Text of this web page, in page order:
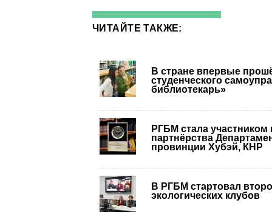
ЧИТАЙТЕ ТАКЖЕ:
В стране впервые
студенческого
библиотекарь»
РГБМ стала
партнёрства
провинции Хубэй, КНР
В РГБМ стартовал
экологических клубов